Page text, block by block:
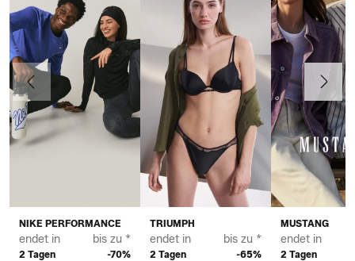
NIKE PERFORMANCE
endet in
2 Tagen
bis zu *
-70%
TRIUMPH
endet in
2 Tagen
bis zu *
-65%
MUSTANG
endet in
2 Tagen
Vorherige Weiter